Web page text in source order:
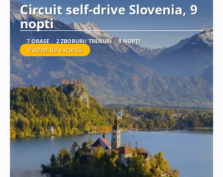
Circuit self-drive Slovenia, 9
nopti
7 ORAȘE 2 ZBORURI/ TRENURI 9 NOPȚI
Pachet de vacanță